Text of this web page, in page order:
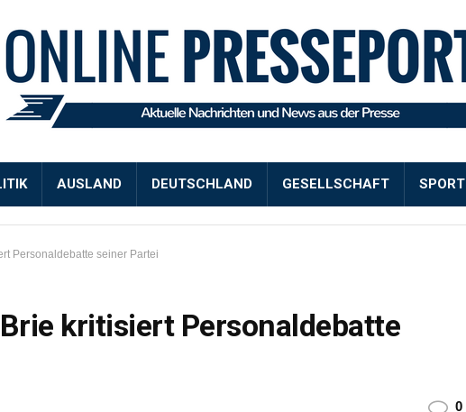
AUSLAND DEUTSCHLAND GESELLSCHAFT SPORT
Personaldebatte seiner Partei
kritisiert Personaldebatte
0